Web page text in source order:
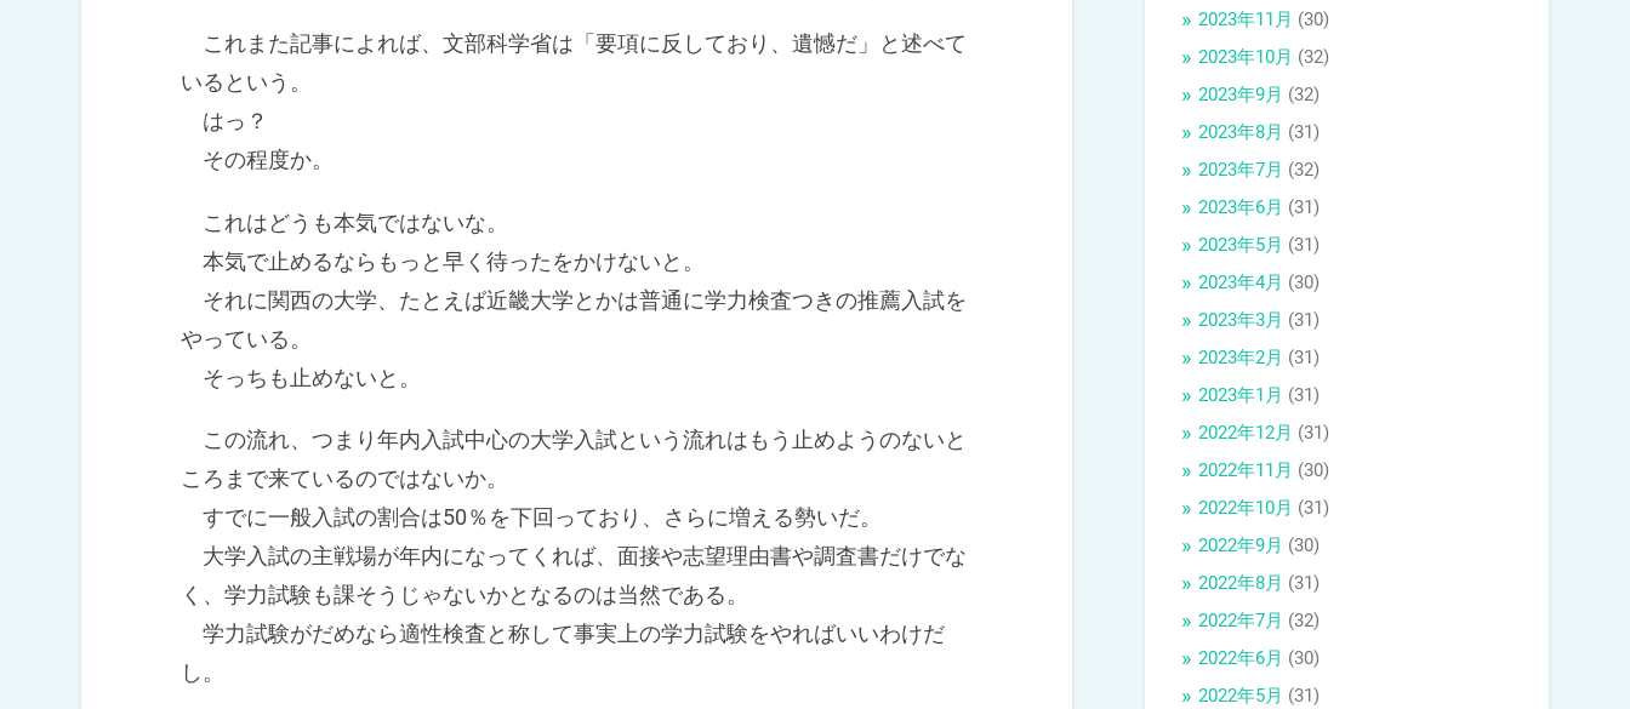
これまた記事によれば、文部科学省は「要項に反しており、遺憾だ」と述べて
いるという。
はっ？
その程度か。
これはどうも本気ではないな。
本気で止めるならもっと早く待ったをかけないと。
それに関西の大学、たとえば近畿大学とかは普通に学力検査つきの推薦入試を
やっている。
そっちも止めないと。
この流れ、つまり年内入試中心の大学入試という流れはもう止めようのないと
ころまで来ているのではないか。
すでに一般入試の割合は50％を下回っており、さらに増える勢いだ。
大学入試の主戦場が年内になってくれば、面接や志望理由書や調査書だけでな
く、学力試験も課そうじゃないかとなるのは当然である。
学力試験がだめなら適性検査と称して事実上の学力試験をやればいいわけだ
し。
2023年11月 (30)
2023年10月 (32)
2023年9月 (32)
2023年8月 (31)
2023年7月 (32)
2023年6月 (31)
2023年5月 (31)
2023年4月 (30)
2023年3月 (31)
2023年2月 (31)
2023年1月 (31)
2022年12月 (31)
2022年11月 (30)
2022年10月 (31)
2022年9月 (30)
2022年8月 (31)
2022年7月 (32)
2022年6月 (30)
2022年5月 (31)